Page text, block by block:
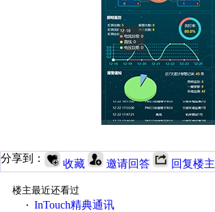
分享到： 收藏 邀请回答 回复楼主
楼主最近还看过
· InTouch精典通讯